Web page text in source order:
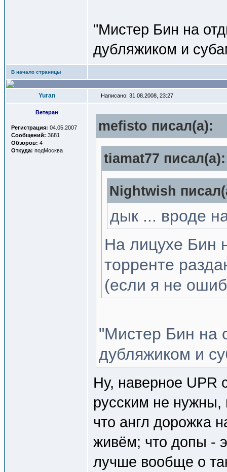
"Мистер Бин на
дубляжиком и
В начало страницы
Yuran Написано: 31.08.2008, 23:27
Ветеран
Регистрация: 04.05.2007
Сообщений: 3681
Обзоров: 4
Откуда: подМосква
mefisto писал(a):
tiamat77 писал(a):
Nightwish
дык ... вроде
На лицухе Бин
торренте
(если я не
"Мистер Бин на
дубляжиком и
Ну, наверное UPR
русским не нужны,
что англ дорожка
живём; что допы -
лучше вообще о